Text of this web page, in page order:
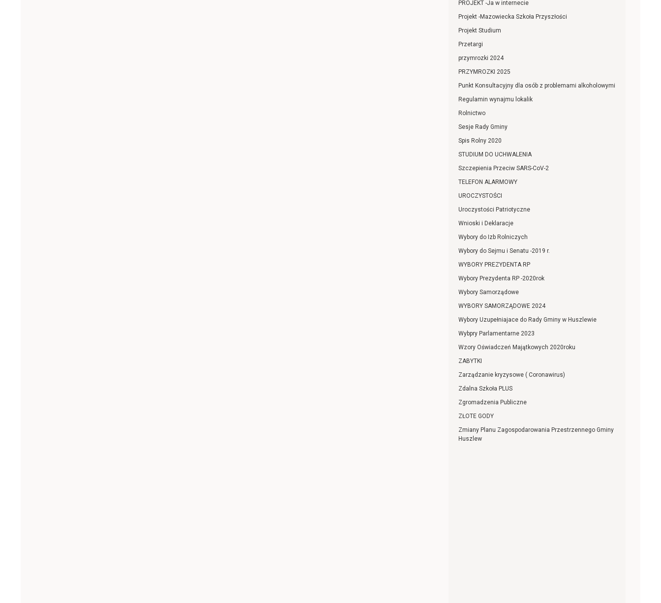
PROJEKT -Ja w internecie
Projekt -Mazowiecka Szkoła Przyszłości
Projekt Studium
Przetargi
przymrozki 2024
PRZYMROZKI 2025
Punkt Konsultacyjny dla osób z problemami alkoholowymi
Regulamin wynajmu lokalik
Rolnictwo
Sesje Rady Gminy
Spis Rolny 2020
STUDIUM DO UCHWALENIA
Szczepienia Przeciw SARS-CoV-2
TELEFON ALARMOWY
UROCZYSTOŚCI
Uroczystości Patriotyczne
Wnioski i Deklaracje
Wybory do Izb Rolniczych
Wybory do Sejmu i Senatu -2019 r.
WYBORY PREZYDENTA RP
Wybory Prezydenta RP -2020rok
Wybory Samorządowe
WYBORY SAMORZĄDOWE 2024
Wybory Uzupełniajace do Rady Gminy w Huszlewie
Wybpry Parlamentarne 2023
Wzory Oświadczeń Majątkowych 2020roku
ZABYTKI
Zarządzanie kryzysowe ( Coronawirus)
Zdalna Szkoła PLUS
Zgromadzenia Publiczne
ZŁOTE GODY
Zmiany Planu Zagospodarowania Przestrzennego Gminy
Huszlew